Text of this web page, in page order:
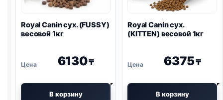
Royal Canin сух. (FUSSY)
весовой 1кг
6130₸
В корзину
Royal Canin сух.
(KITTEN) весовой 1кг
6375₸
В корзину